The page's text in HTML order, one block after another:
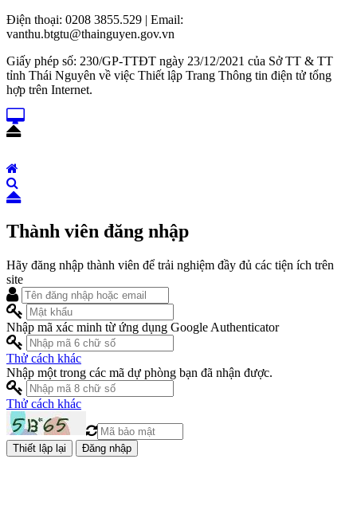
Điện thoại: 0208 3855.529 | Email:
vanthu.btgtu@thainguyen.gov.vn
Giấy phép số: 230/GP-TTĐT ngày 23/12/2021 của Sở TT & TT
tỉnh Thái Nguyên về việc Thiết lập Trang Thông tin điện tử tổng
hợp trên Internet.
Thành viên đăng nhập
Hãy đăng nhập thành viên để trải nghiệm đầy đủ các tiện ích trên
site
Nhập mã xác minh từ ứng dụng Google Authenticator
Thử cách khác
Nhập một trong các mã dự phòng bạn đã nhận được.
Thử cách khác
Đăng nhập